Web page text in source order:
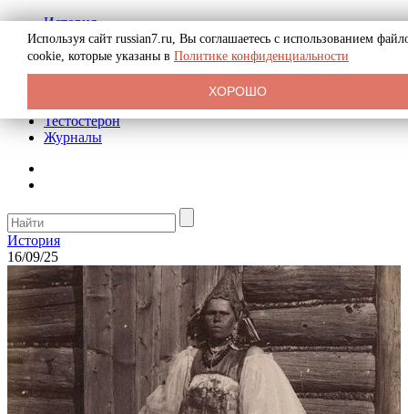
История
Биография
Криминал
Реклама на сайте
Тестостерон
Журналы
История
16/09/25
Используя сайт russian7.ru, Вы соглашаетесь с использованием
cookie, которые указаны в Политике конфиденциальности
ХОРОШО